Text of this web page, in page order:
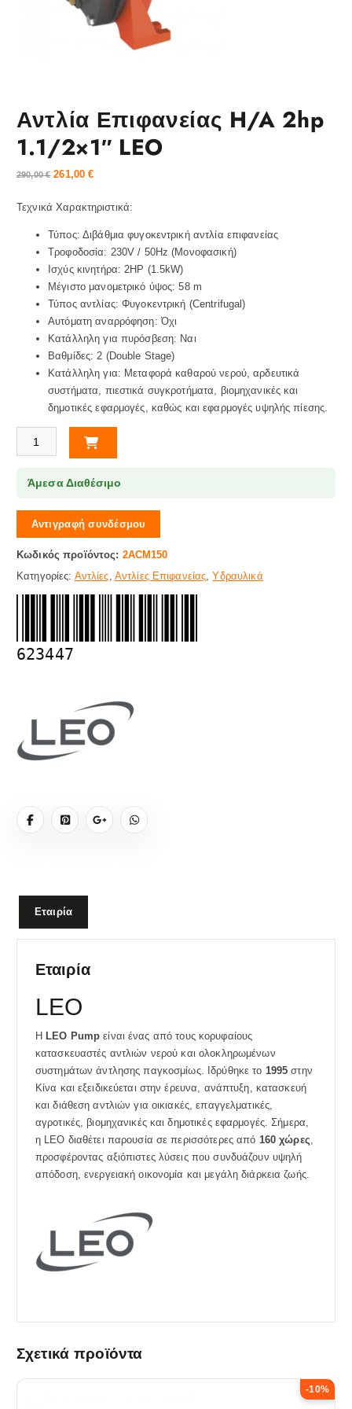
Αντλία Επιφανείας H/A 2hp
1.1/2×1″ LEO
290,00€ 261,00€
Τεχνικά Χαρακτηριστικά:
Τύπος: Διβάθμια φυγοκεντρική αντλία επιφανείας
Τροφοδοσία: 230V / 50Hz (Μονοφασική)
Ισχύς κινητήρα: 2HP (1.5kW)
Μέγιστο μανομετρικό ύψος: 58 m
Τύπος αντλίας: Φυγοκεντρική (Centrifugal)
Αυτόματη αναρρόφηση: Όχι
Κατάλληλη για πυρόσβεση: Ναι
Βαθμίδες: 2 (Double Stage)
Κατάλληλη για: Μεταφορά καθαρού νερού, αρδευτικά
συστήματα, πιεστικά συγκροτήματα, βιομηχανικές και
δημοτικές εφαρμογές, καθώς και εφαρμογές υψηλής πίεσης.
Αντλία Επιφανείας H/A 2hp 1.1/2x1" LEO ποσότητα
Άμεσα Διαθέσιμο
Αντιγραφή συνδέσμου
Κωδικός προϊόντος: 2ACM150
Κατηγορίες: Αντλίες Αντλίες Επιφανείας ,Υδραυλικά
623447
Εταιρία
Εταιρία
LEO
Η LEO Pump είναι ένας από τους κορυφαίους
κατασκευαστές αντλιών νερού και ολοκληρωμένων
συστημάτων άντλησης παγκοσμίως. Ιδρύθηκε το 1995 στην
Κίνα και εξειδικεύεται στην έρευνα, ανάπτυξη, κατασκευή
και διάθεση αντλιών για οικιακές, επαγγελματικές,
αγροτικές, βιομηχανικές και δημοτικές εφαρμογές. Σήμερα,
η LEO διαθέτει παρουσία σε περισσότερες από 160 χώρες
προσφέροντας αξιόπιστες λύσεις που συνδυάζουν υψηλή
απόδοση, ενεργειακή οικονομία και μεγάλη διάρκεια ζωής.
Σχετικά προϊόντα
-10%